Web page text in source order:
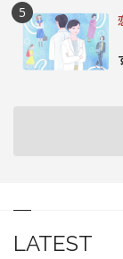
LATEST